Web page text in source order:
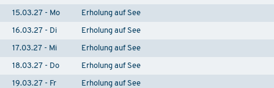
15.03.27 - Mo Erholung auf See
16.03.27 - Di Erholung auf See
17.03.27 - Mi Erholung auf See
18.03.27 - Do Erholung auf See
19.03.27 - Fr Erholung auf See